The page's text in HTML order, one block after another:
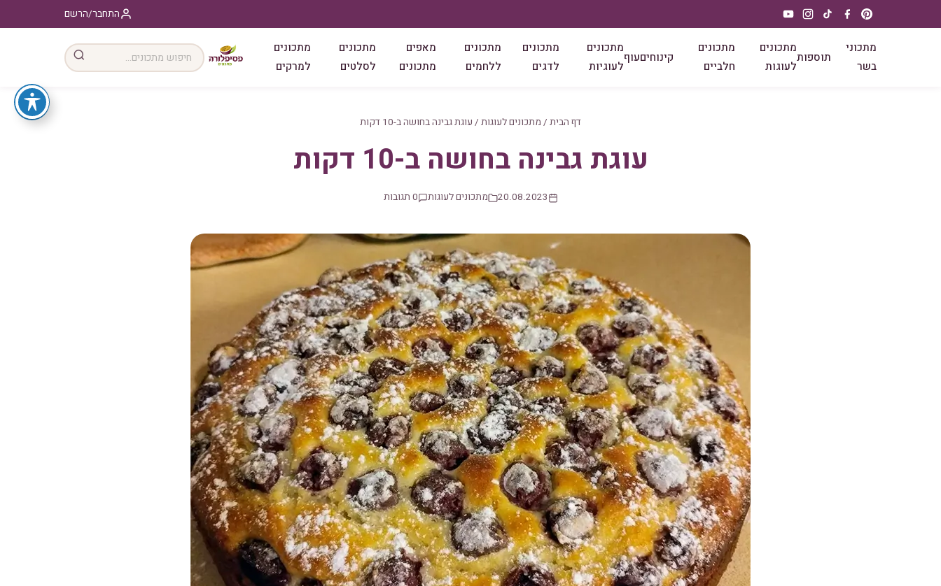
התחבר/הרשם
מתכוני
בשר
תוספות
מתכונים
לעוגות
מתכונים
חלביים
קינוחיםעוף
מתכונים
לעוגיות
מתכונים
לדגים
מתכונים
ללחמים
מאפים
מתכונים
מתכונים
לסלטים
מתכונים
למרקים
דף הבית / מתכונים לעוגות / עוגת גבינה בחושה ב-10 דקות
עוגת גבינה בחושה ב-10 דקות
20.08.2023 מתכונים לעוגות 0 תגובות